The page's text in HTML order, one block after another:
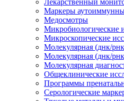
Лекарственный
Маркеры
Медосмотры
Микробиологические
Микроскопические
Молекулярная (днк/
Молекулярная (днк/
Молекулярная
Общеклинические
Программы
Серологические